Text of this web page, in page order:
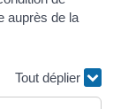
auprès de la
Tout déplier